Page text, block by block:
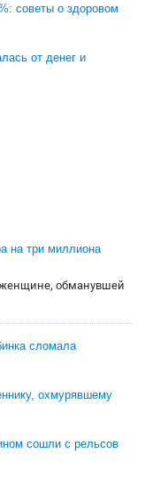
советы о здоровом
от денег и
на три миллиона
обманувшей
сломала
охмурявшему
сошли с рельсов